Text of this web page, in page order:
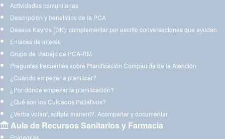
Actividades comunitarias
Descripción y beneficios de la PCA
Deseos Kayrós (DK): complementar por escrito conversaciones que ayudan
Enlaces de interés
Grupo de Trabajo de PCA-RM
Preguntas frecuentes sobre Planificación Compartida de la Atención
¿Cuándo empezar a planificar?
¿Por dónde empezar la planificación?
¿Qué son los Cuidados Paliativos?
¿Verba volant, scripta manent?. Acompañar y documentar.
Aula de Recursos Sanitarios y Farmacia
Epidemias